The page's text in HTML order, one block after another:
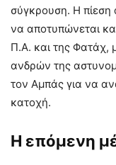
σύγκρουση. Η πίεση
να αποτυπώνεται
Π.Α. και της Φατάχ,
ανδρών της
τον Αμπάς για να
κατοχή.
Η επόμενη